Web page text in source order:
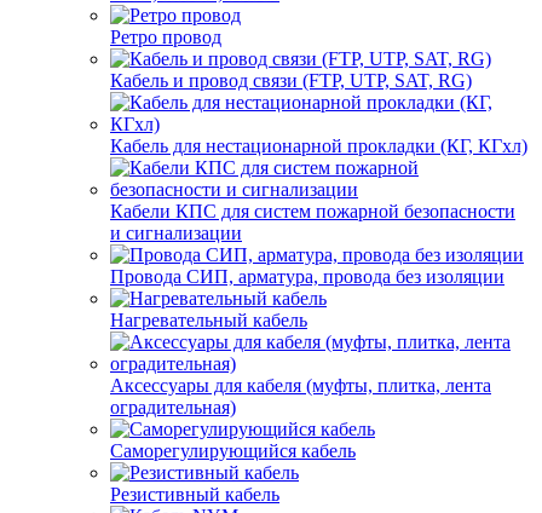
Ретро провод
Кабель и провод связи (FTP, UTP, SAT, RG)
Кабель для нестационарной прокладки (КГ, КГхл)
Кабели КПС для систем пожарной безопасности
и сигнализации
Провода СИП, арматура, провода без изоляции
Нагревательный кабель
Аксессуары для кабеля (муфты, плитка, лента
оградительная)
Саморегулирующийся кабель
Резистивный кабель